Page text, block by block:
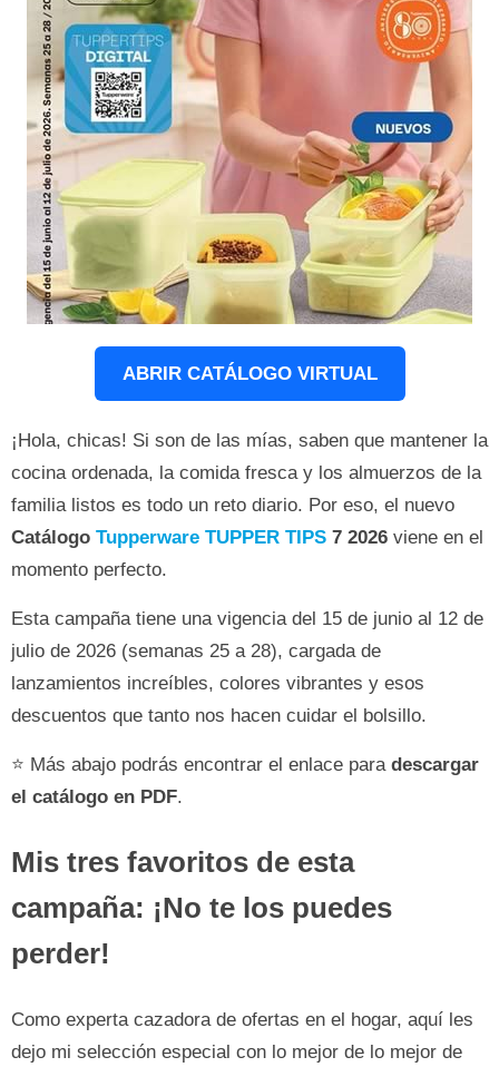
ABRIR CATÁLOGO VIRTUAL
¡Hola, chicas! Si son de las mías, saben que mantener la
cocina ordenada, la comida fresca y los almuerzos de la
familia listos es todo un reto diario. Por eso, el nuevo
Catálogo Tupperware TUPPER TIPS 7 2026 viene en el
momento perfecto.
Esta campaña tiene una vigencia del 15 de junio al 12 de
julio de 2026 (semanas 25 a 28), cargada de
lanzamientos increíbles, colores vibrantes y esos
descuentos que tanto nos hacen cuidar el bolsillo.
⭐ Más abajo podrás encontrar el enlace para descargar
el catálogo en PDF.
Mis tres favoritos de esta
campaña: ¡No te los puedes
perder!
Como experta cazadora de ofertas en el hogar, aquí les
dejo mi selección especial con lo mejor de lo mejor de